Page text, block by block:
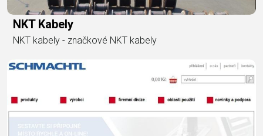
NKT Kabely
NKT kabely - značkové NKT kabely